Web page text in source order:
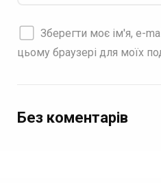
Зберегти моє ім'я, e-
цьому браузері для моїх
Без коментарів